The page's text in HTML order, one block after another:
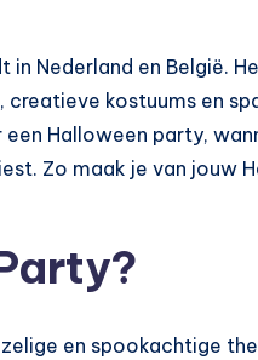
Nederland en België.
kostuums en
Halloween party,
Zo maak je van jouw
en spookachtige